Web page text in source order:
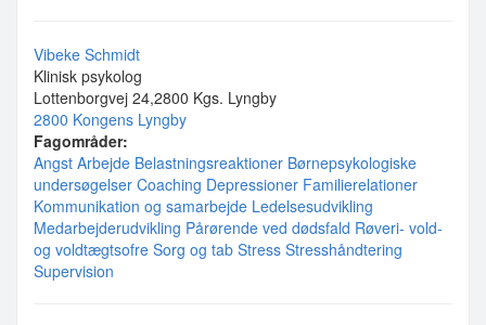
Vibeke Schmidt
Klinisk psykolog
Lottenborgvej 24,2800 Kgs. Lyngby
2800 Kongens Lyngby
Fagområder:
Angst Arbejde Belastningsreaktioner Børnepsykologiske
undersøgelser Coaching Depressioner Familierelationer
Kommunikation og samarbejde Ledelsesudvikling
Medarbejderudvikling Pårørende ved dødsfald Røveri- vold-
og voldtægtsofre Sorg og tab Stress Stresshåndtering
Supervision